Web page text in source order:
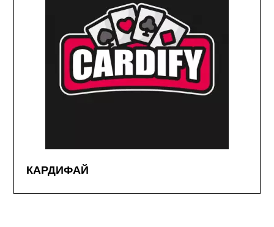
КАРДИФАЙ